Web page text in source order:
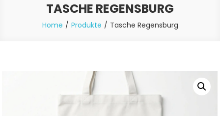
TASCHE REGENSBURG
Home Produkte Tasche Regensburg